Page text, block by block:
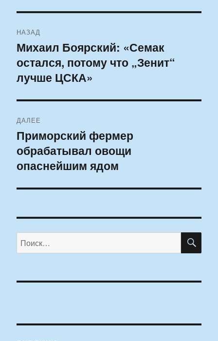
по
записям
НАЗАД
Предыдущая
запись:
Михаил Боярский: «Семак
остался, потому что „Зенит“
лучше ЦСКА»
ДАЛЕЕ
Следующая
запись:
Приморский фермер
обрабатывал овощи
опаснейшим ядом
Искать: